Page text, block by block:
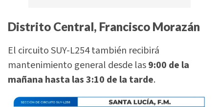
Distrito Central, Francisco Morazán
El circuito SUY-L254 también recibirá
mantenimiento general desde las9:00 de la
mañana hasta las 3:10 de la tarde.